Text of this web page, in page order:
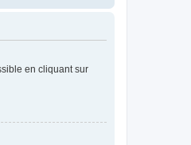
en cliquant sur